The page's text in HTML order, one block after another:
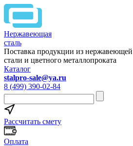
Нержавеющая
сталь
Поставка продукции из нержавеющей
стали и цветного металлопроката
Каталог
stalpro-sale@ya.ru
8 (499) 390-02-84
Рассчитать смету
Оплата